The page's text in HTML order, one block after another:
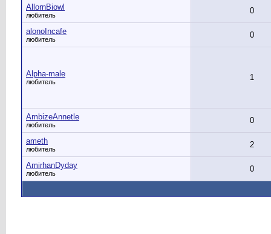
AllornBiowl
любитель 0
alonoIncafe
любитель 0
Alpha-male
любитель 1
AmbizeAnnetle
любитель 0
ameth
любитель 2
AmirhanDyday
любитель 0